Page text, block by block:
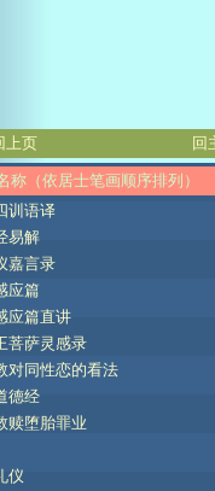
上页 回
称（依居士笔画顺序排列）
训语译
易解
嘉言录
应篇
应篇直讲
菩萨灵感录
对同性恋的看法
德经
赎堕胎罪业
仪